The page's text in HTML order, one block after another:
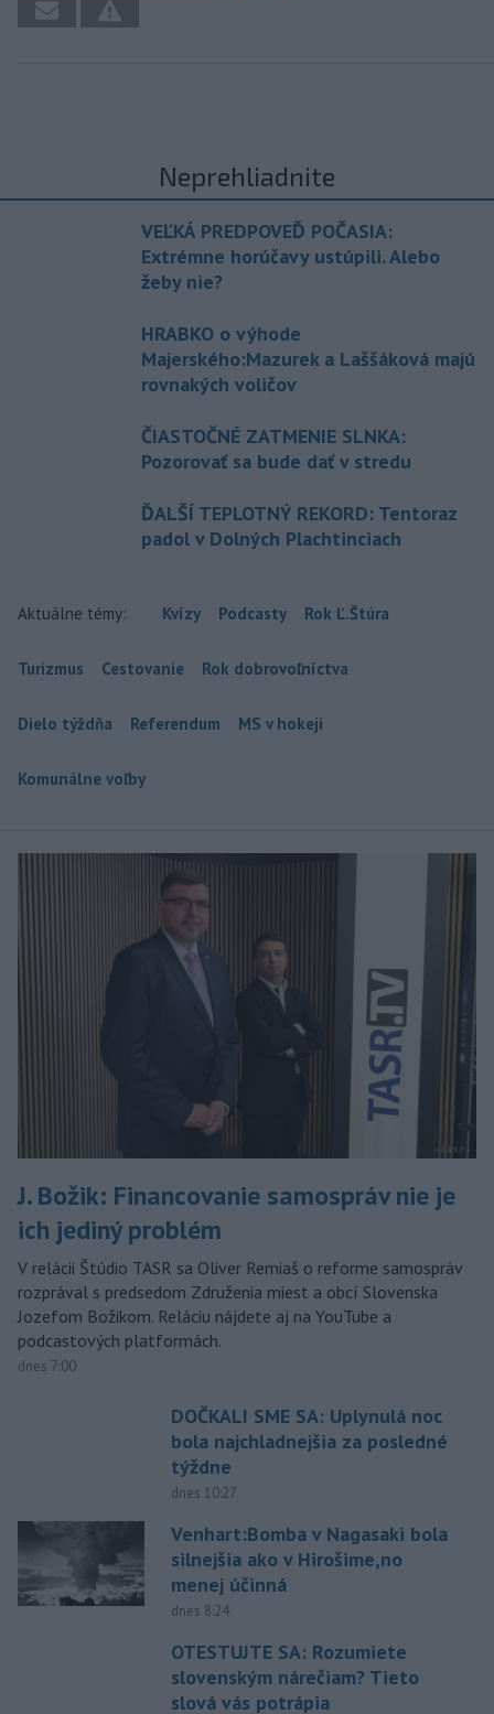
Neprehliadnite
VEĽKÁ PREDPOVEĎ POČASIA:
Extrémne horúčavy ustúpili. Alebo
žeby nie?
HRABKO o výhode
Majerského:Mazurek a Laššáková majú
rovnakých voličov
ČIASTOČNÉ ZATMENIE SLNKA:
Pozorovať sa bude dať v stredu
ĎALŠÍ TEPLOTNÝ REKORD: Tentoraz
padol v Dolných Plachtinciach
Aktuálne témy: Kvízy Podcasty Rok Ľ.Štúra
Turizmus Cestovanie Rok dobrovoľníctva
Dielo týždňa Referendum MS v hokeji
Komunálne voľby
J. Božik: Financovanie samospráv nie je
ich jediný problém
V relácii Štúdio TASR sa Oliver Remiaš o reforme samospráv
rozprával s predsedom Združenia miest a obcí Slovenska
Jozefom Božikom. Reláciu nájdete aj na YouTube a
podcastových platformách.
dnes 7:00
DOČKALI SME SA: Uplynulá noc
bola najchladnejšia za posledné
týždne
dnes 10:27
Venhart:Bomba v Nagasaki bola
silnejšia ako v Hirošime,no
menej účinná
dnes 8:24
OTESTUJTE SA: Rozumiete
slovenským nárečiam? Tieto
slová vás potrápia